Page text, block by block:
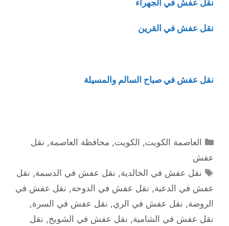
نقل عفش في الجهراء
نقل عفش في القرين
نقل عفش في صباح السالم والمسيلة
التصنيفات
العاصمة الكويت, الكويت, محافظة العاصمة, نقل
عفش
الوسوم
نقل عفش في الخالدية, نقل عفش في الدسمة, نقل
عفش في الدعية, نقل عفش في الدوحة, نقل عفش في
الروضة, نقل عفش في الري, نقل عفش في السرة,
نقل عفش في الشامية, نقل عفش في الشويخ, نقل